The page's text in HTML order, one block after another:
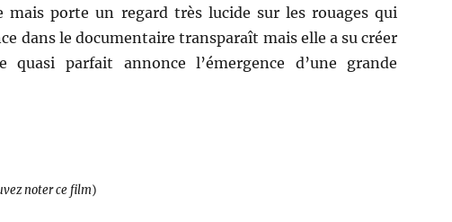
porte un regard très lucide sur les rouages qui
dans le documentaire transparaît mais elle a su créer
parfait annonce l’émergence d’une grande
noter ce film)